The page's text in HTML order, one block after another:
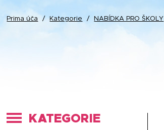
Prima úča / Kategorie / NABÍDKA PRO ŠKOLY
KATEGORIE